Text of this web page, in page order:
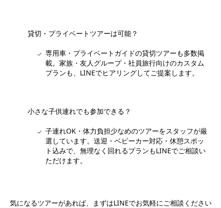
貸切・プライベートツアーは可能？
専用車・プライベートガイドの貸切ツアーも多数掲
載。家族・友人グループ・社員旅行向けのカスタム
プランも、LINEでヒアリングしてご提案します。
小さな子供連れでも参加できる？
子連れOK・体力負担少なめのツアーをスタッフが厳
選しています。送迎・ベビーカー対応・休憩スポッ
ト込みで、無理なく回れるプランもLINEでご相談い
ただけます。
気になるツアーがあれば、まずはLINEでお気軽にご相談ください